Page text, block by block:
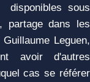
disponibles sous
partage dans les
Leguen,
avoir d'autres
cas se référer